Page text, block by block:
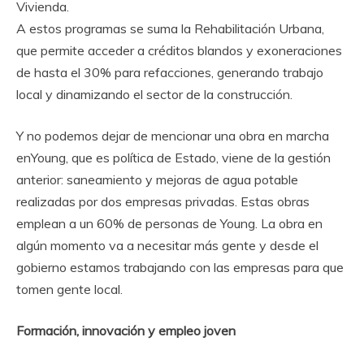
Vivienda.
A estos programas se suma la Rehabilitación Urbana,
que permite acceder a créditos blandos y exoneraciones
de hasta el 30% para refacciones, generando trabajo
local y dinamizando el sector de la construcción.
Y no podemos dejar de mencionar una obra en marcha
enYoung, que es política de Estado, viene de la gestión
anterior: saneamiento y mejoras de agua potable
realizadas por dos empresas privadas. Estas obras
emplean a un 60% de personas de Young. La obra en
algún momento va a necesitar más gente y desde el
gobierno estamos trabajando con las empresas para que
tomen gente local.
Formación, innovación y empleo joven